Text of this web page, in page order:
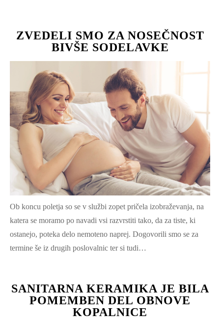
ZVEDELI SMO ZA NOSEČNOST
BIVŠE SODELAVKE
Ob koncu poletja so se v službi zopet pričela izobraževanja, na
katera se moramo po navadi vsi razvrstiti tako, da za tiste, ki
ostanejo, poteka delo nemoteno naprej. Dogovorili smo se za
termine še iz drugih poslovalnic ter si tudi…
SANITARNA KERAMIKA JE BILA
POMEMBEN DEL OBNOVE
KOPALNICE